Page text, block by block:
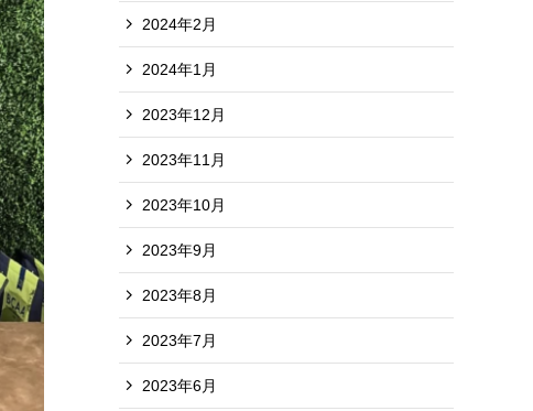
2024年2月
2024年1月
2023年12月
2023年11月
2023年10月
2023年9月
2023年8月
2023年7月
2023年6月